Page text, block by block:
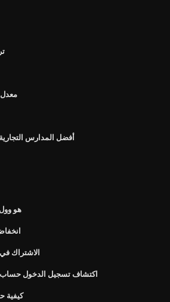
معدل
أفضل المدارس التجارية
هو
الاشتراك في
اكتشاف تسجيل الدخول حساب
كيفية